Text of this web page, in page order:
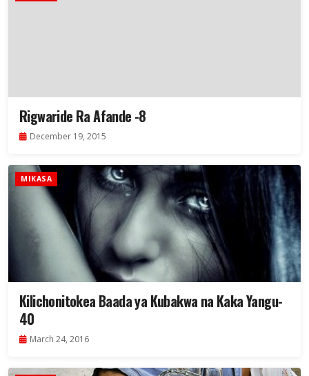
Rigwaride Ra Afande -8
December 19, 2015
MIKASA
Kilichonitokea Baada ya Kubakwa na Kaka Yangu-
40
March 24, 2016